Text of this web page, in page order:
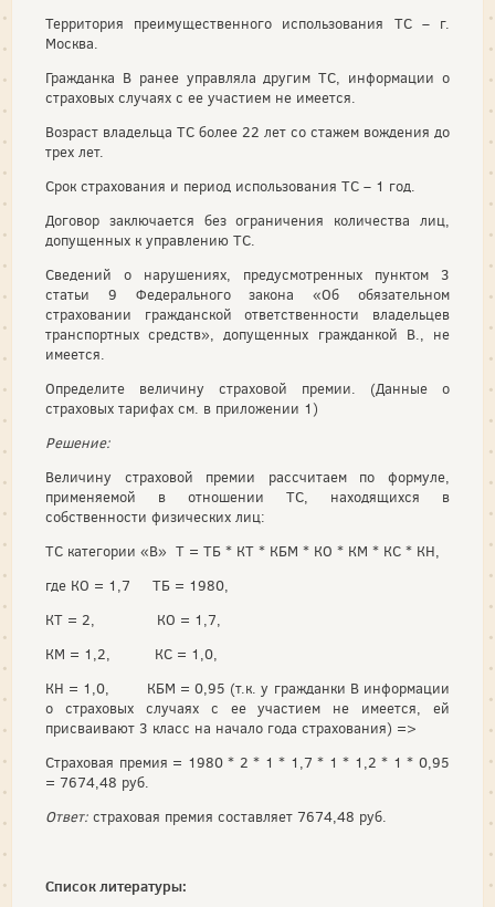
Территория преимущественного использования ТС – г.
Москва.
Гражданка В ранее управляла другим ТС, информации о
страховых случаях с ее участием не имеется.
Возраст владельца ТС более 22 лет со стажем вождения до
трех лет.
Срок страхования и период использования ТС – 1 год.
Договор заключается без ограничения количества лиц,
допущенных к управлению ТС.
Сведений о нарушениях, предусмотренных пунктом 3
статьи 9 Федерального закона «Об обязательном
страховании гражданской ответственности владельцев
транспортных средств», допущенных гражданкой В., не
имеется.
Определите величину страховой премии. (Данные о
страховых тарифах см. в приложении 1)
Решение:
Величину страховой премии рассчитаем по формуле,
применяемой в отношении ТС, находящихся в
собственности физических лиц:
ТС категории «В» Т = ТБ * КТ * КБМ * КО * КМ * КС * КН,
где КО = 1,7 ТБ = 1980,
КТ = 2, КО = 1,7,
КМ = 1,2, КС = 1,0,
КН = 1,0, КБМ = 0,95 (т.к. у гражданки В информации
о страховых случаях с ее участием не имеется, ей
присваивают 3 класс на начало года страхования) =>
Страховая премия = 1980 * 2 * 1 * 1,7 * 1 * 1,2 * 1 * 0,95
= 7674,48 руб.
Ответ: страховая премия составляет 7674,48 руб.
Список литературы: